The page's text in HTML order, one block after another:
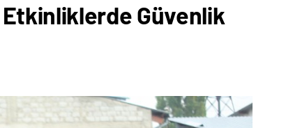
Etkinliklerde Güvenlik